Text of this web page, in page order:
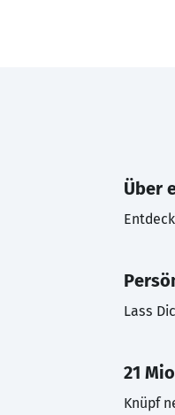
Über
Lass
21
Knüpf